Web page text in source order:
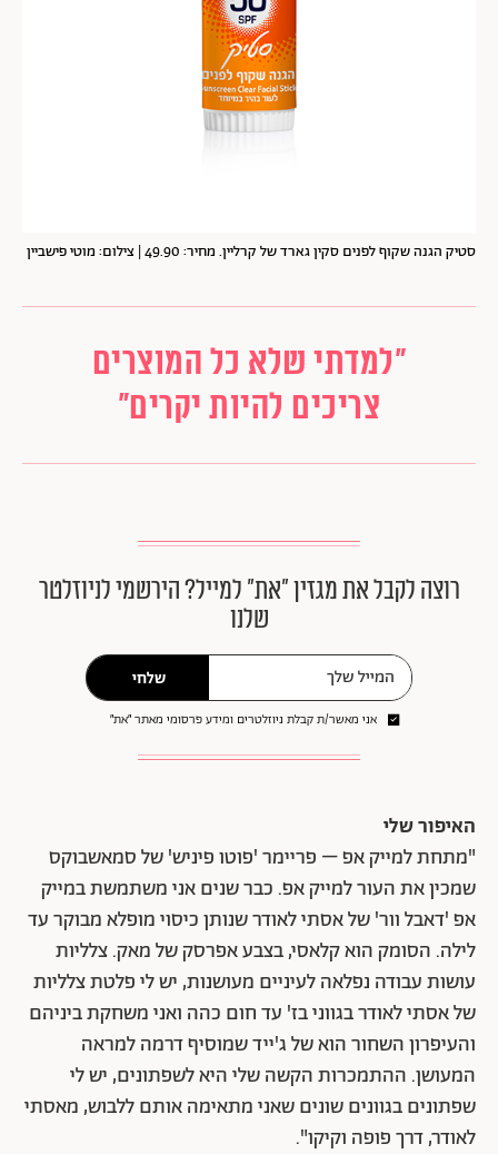
סטיק הגנה שקוף לפנים סקין גארד של קרליין. מחיר: 49.90 | צילום: מוטי פישביין
"למדתי שלא כל המוצרים
צריכים להיות יקרים"
רוצה לקבל את מגזין ״את״ למייל? הירשמי לניוזלטר
שלנו
שלחי
אני מאשר/ת קבלת ניוזלטרים ומידע פרסומי מאתר ״את״
האיפור שלי
"מתחת למייק אפ – פריימר 'פוטו פיניש' של סמאשבוקס
שמכין את העור למייק אפ. כבר שנים אני משתמשת במייק
אפ 'דאבל וור' של אסתי לאודר שנותן כיסוי מופלא מבוקר עד
לילה. הסומק הוא קלאסי, בצבע אפרסק של מאק. צלליות
עושות עבודה נפלאה לעיניים מעושנות, יש לי פלטת צלליות
של אסתי לאודר בגווני בז' עד חום כהה ואני משחקת ביניהם
והעיפרון השחור הוא של ג'ייד שמוסיף דרמה למראה
המעושן. ההתמכרות הקשה שלי היא לשפתונים, יש לי
שפתונים בגוונים שונים שאני מתאימה אותם ללבוש, מאסתי
לאודר, דרך פופה וקיקו".